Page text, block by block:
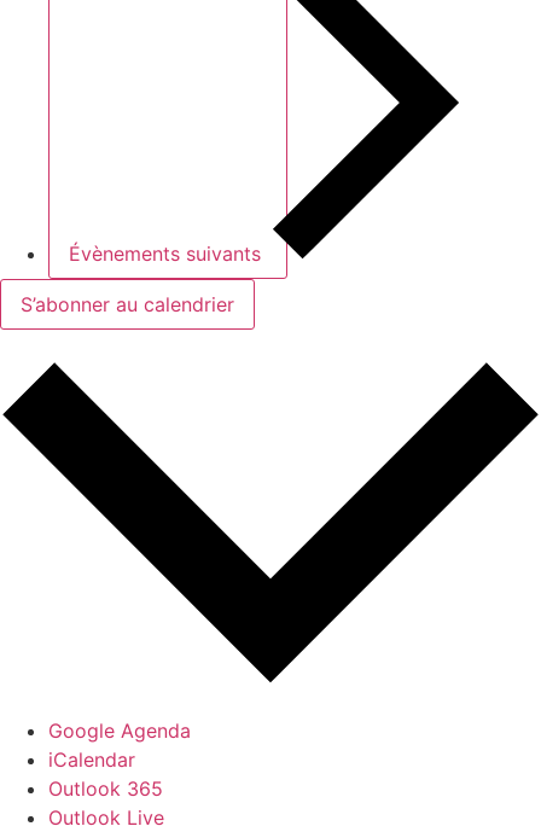
Évènements suivants
S’abonner au calendrier
Google Agenda
iCalendar
Outlook 365
Outlook Live